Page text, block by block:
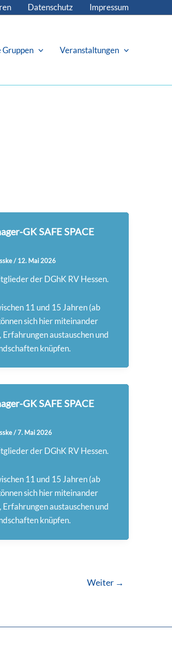
Datenschutz Impressum
Gruppen Veranstaltungen
GK SAFE SPACE
/12. Mai 2026
der DGhK RV Hessen.
11 und 15 Jahren (ab
sich hier miteinander
austauschen und
knüpfen.
GK SAFE SPACE
/7. Mai 2026
der DGhK RV Hessen.
11 und 15 Jahren (ab
sich hier miteinander
austauschen und
knüpfen.
Weiter →